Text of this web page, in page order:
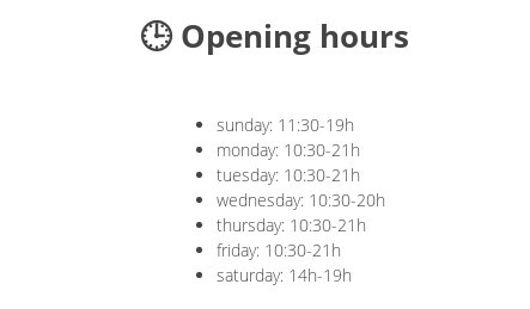
🕒 Opening hours
sunday: 11:30-19h
monday: 10:30-21h
tuesday: 10:30-21h
wednesday: 10:30-20h
thursday: 10:30-21h
friday: 10:30-21h
saturday: 14h-19h